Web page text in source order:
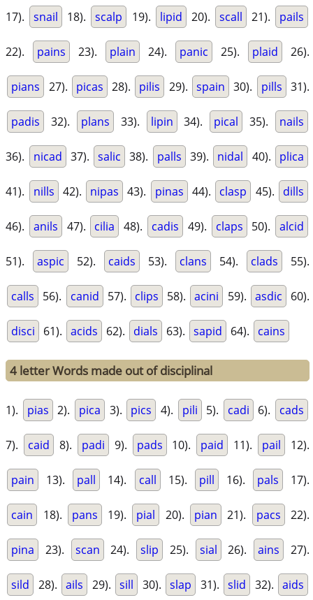
17). snail 18). scalp 19). lipid 20). scall 21). pails
22). pains 23). plain 24). panic 25). plaid 26).
pians 27). picas 28). pilis 29). spain 30). pills 31).
padis 32). plans 33). lipin 34). pical 35). nails
36). nicad 37). salic 38). palls 39). nidal 40). plica
41). nills 42). nipas 43). pinas 44). clasp 45). dills
46). anils 47). cilia 48). cadis 49). claps 50). alcid
51). aspic 52). caids 53). clans 54). clads 55).
calls 56). canid 57). clips 58). acini 59). asdic 60).
disci 61). acids 62). dials 63). sapid 64). cains
4 letter Words made out of disciplinal
1). pias 2). pica 3). pics 4). pili 5). cadi 6). cads
7). caid 8). padi 9). pads 10). paid 11). pail 12).
pain 13). pall 14). call 15). pill 16). pals 17).
cain 18). pans 19). pial 20). pian 21). pacs 22).
pina 23). scan 24). slip 25). sial 26). ains 27).
sild 28). ails 29). sill 30). slap 31). slid 32). aids